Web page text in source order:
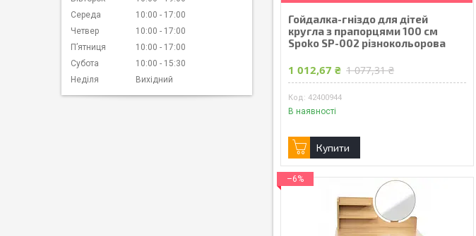
Гойдалка-гніздо для дітей
кругла з прапорцями 100 см
Spoko SP-002 різнокольорова
1 012,67 ₴ 1 077,31 ₴
42400944
В наявності
Купити
–6%
Середа
10:00
17:00
Четвер
10:00
17:00
Пʼятниця
10:00
17:00
Субота
10:00
15:30
Неділя
Вихідний